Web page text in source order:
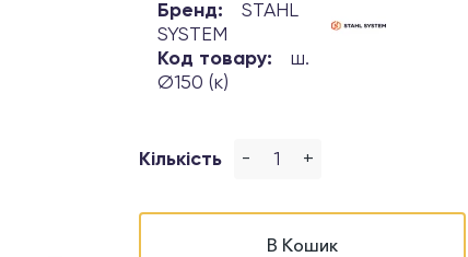
Бренд:
STAHL
SYSTEM
Код товару:
ш.
Ø150 (к)
Кількість - +
В Кошик